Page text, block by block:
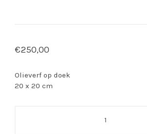
€250,00
Olieverf op doek
20 x 20 cm